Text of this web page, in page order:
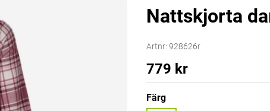
Nattskjorta
Artnr: 928626r
779 kr
Färg